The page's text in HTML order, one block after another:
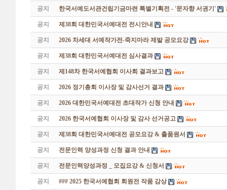
공지 한국서예도서관건립기금마련 특별기획전 - '문자향 서권기'
공지 제38회 대한민국서예대전 전시안내
공지 2026 차세대 서예작가전-죽지마라 제발 공모요강
공지 제38회 대한민국서예대전 심사결과
공지 제148차 한국서예협회 이사회 결과보고
공지 2026 정기총회 이사장 및 감사선거 결과
공지 2026 대한민국서예대전 초대작가 신청 안내
공지 2026 한국서예협회 이사장 및 감사 선거공고
공지 제38회 대한민국서예대전 공모요강 & 출품원서
공지 전문인력 양성과정 신청 결과 안내
공지 전문인력양성과정 _ 모집요강 & 신청서
공지 ### 2025 한국서예협회 회원전 작품 감상